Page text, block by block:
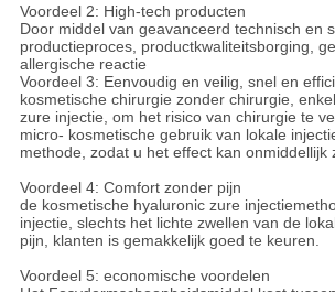
Voordeel 2: High-tech producten
Door middel van geavanceerd technisch en
productieproces, productkwaliteitsborging,
allergische reactie
Voordeel 3: Eenvoudig en veilig, snel en
kosmetische chirurgie zonder chirurgie,
zure injectie, om het risico van chirurgie te
micro- kosmetische gebruik van lokale
methode, zodat u het effect kan onmiddellijk
Voordeel 4: Comfort zonder pijn
de kosmetische hyaluronic zure
injectie, slechts het lichte zwellen van de
pijn, klanten is gemakkelijk goed te keuren.
Voordeel 5: economische voordelen